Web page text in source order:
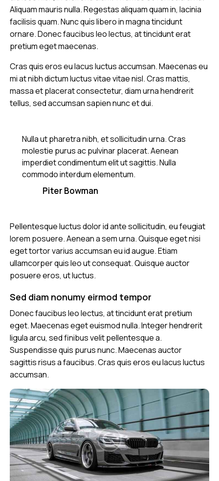
Aliquam mauris nulla. Regestas aliquam quam in, lacinia
facilisis quam. Nunc quis libero in magna tincidunt
ornare. Donec faucibus leo lectus, at tincidunt erat
pretium eget maecenas.
Cras quis eros eu lacus luctus accumsan. Maecenas eu
mi at nibh dictum luctus vitae vitae nisl. Cras mattis,
massa et placerat consectetur, diam urna hendrerit
tellus, sed accumsan sapien nunc et dui.
Nulla ut pharetra nibh, et sollicitudin urna. Cras
molestie purus ac pulvinar placerat. Aenean
imperdiet condimentum elit ut sagittis. Nulla
commodo interdum elementum.
Piter Bowman
Pellentesque luctus dolor id ante sollicitudin, eu feugiat
lorem posuere. Aenean a sem urna. Quisque eget nisi
eget tortor varius accumsan eu id augue. Etiam
ullamcorper quis leo ut consequat. Quisque auctor
posuere eros, ut luctus.
Sed diam nonumy eirmod tempor
Donec faucibus leo lectus, at tincidunt erat pretium
eget. Maecenas eget euismod nulla. Integer hendrerit
ligula arcu, sed finibus velit pellentesque a.
Suspendisse quis purus nunc. Maecenas auctor
sagittis risus a faucibus. Cras quis eros eu lacus luctus
accumsan.